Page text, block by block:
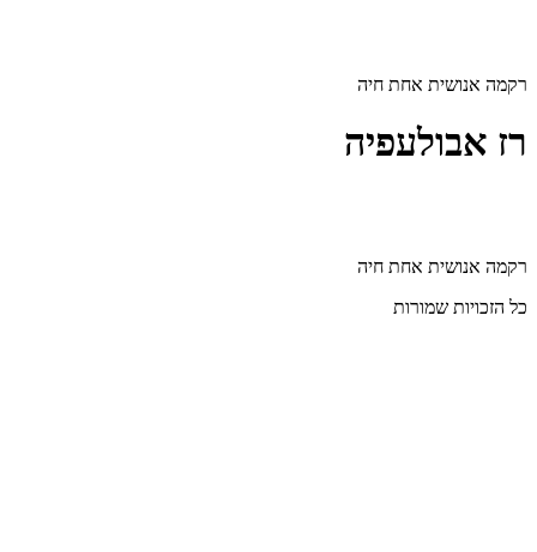
רקמה אנושית אחת חיה
רז אבולעפיה
רקמה אנושית אחת חיה
כל הזכויות שמורות